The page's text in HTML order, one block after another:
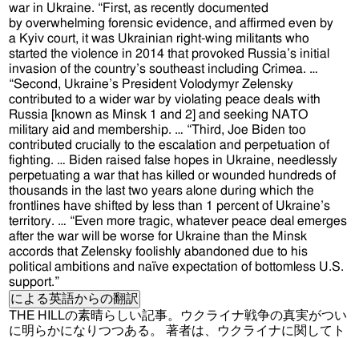
war in Ukraine. “First, as recently documented
by overwhelming forensic evidence, and affirmed even by
a Kyiv court, it was Ukrainian right-wing militants who
started the violence in 2014 that provoked Russia’s initial
invasion of the country’s southeast including Crimea. …
“Second, Ukraine’s President Volodymyr Zelensky
contributed to a wider war by violating peace deals with
Russia [known as Minsk 1 and 2] and seeking NATO
military aid and membership. … “Third, Joe Biden too
contributed crucially to the escalation and perpetuation of
fighting. … Biden raised false hopes in Ukraine, needlessly
perpetuating a war that has killed or wounded hundreds of
thousands in the last two years alone during which the
frontlines have shifted by less than 1 percent of Ukraine’s
territory. … “Even more tragic, whatever peace deal emerges
after the war will be worse for Ukraine than the Minsk
accords that Zelensky foolishly abandoned due to his
political ambitions and naïve expectation of bottomless U.S.
support.”
による英語からの翻訳
THE HILLの素晴らしい記事。ウクライナ戦争の真実がつい
に明らかになりつつある。 著者は、ウクライナに関してト